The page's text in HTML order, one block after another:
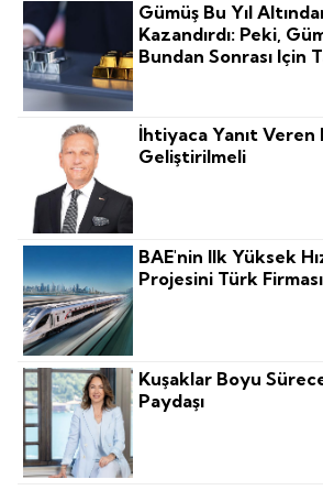
Gümüş Bu Yıl
Kazandırdı: Peki,
Bundan Sonrası Için
İhtiyaca Yanıt Veren
Geliştirilmeli
BAE'nin Ilk Yüksek
Projesini Türk
Kuşaklar Boyu
Paydaşı